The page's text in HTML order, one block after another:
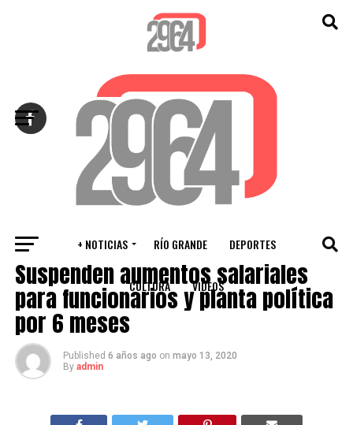
+ NOTICIAS RÍO GRANDE DEPORTES
CULTURA VIDEOS
PROVINCIALES
Suspenden aumentos salariales
para funcionarios y planta política
por 6 meses
Published 6 años ago on mayo 13, 2020
By admin
Salir de la versión móvil